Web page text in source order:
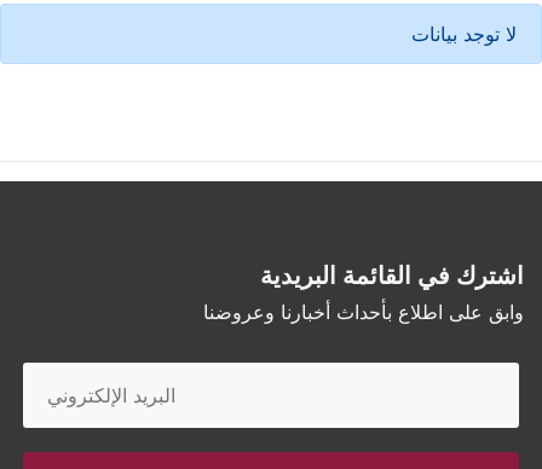
لا توجد بيانات
اشترك في القائمة البريدية
وابق على اطلاع بأحداث أخبارنا وعروضنا